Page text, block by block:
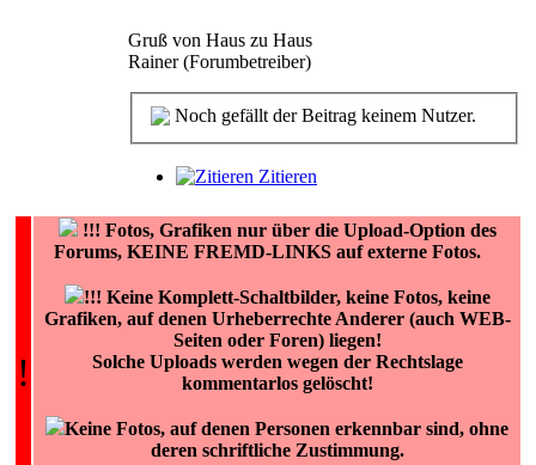
Gruß von Haus zu Haus
Rainer (Forumbetreiber)
Noch gefällt der Beitrag keinem Nutzer.
Zitieren
!
!!! Fotos, Grafiken nur über die Upload-Option des
Forums, KEINE FREMD-LINKS auf externe Fotos.
!!! Keine Komplett-Schaltbilder, keine Fotos, keine
Grafiken, auf denen Urheberrechte Anderer (auch WEB-
Seiten oder Foren) liegen!
Solche Uploads werden wegen der Rechtslage
kommentarlos gelöscht!
Keine Fotos, auf denen Personen erkennbar sind, ohne
deren schriftliche Zustimmung.